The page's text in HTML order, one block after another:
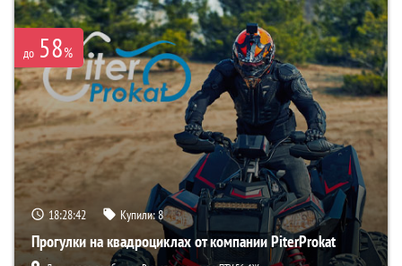
до 58%
18:28:41 Купили:8
Прогулки на квадроциклах от компании PiterProkat